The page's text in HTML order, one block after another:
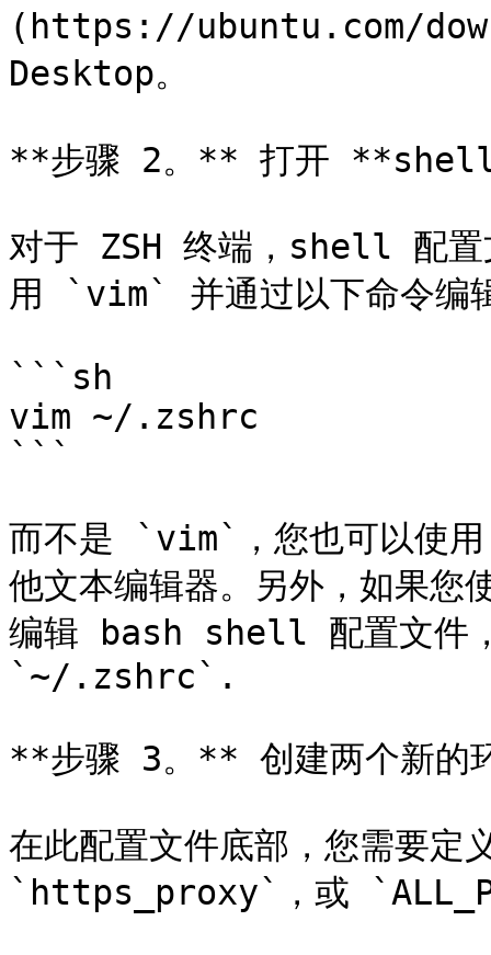
(https://ubuntu.com/
Desktop。
**步骤 2。** 打开
对于 ZSH 终端，shell 配置
用 `vim` 并通过以下命令编
```sh
vim ~/.zshrc
```
而不是 `vim`，您也可以
他文本编辑器。另外，如果
编辑 bash shell 配置文
`~/.zshrc`.
**步骤 3。** 创建两个新的
在此配置文件底部，您需要
`https_proxy`，或